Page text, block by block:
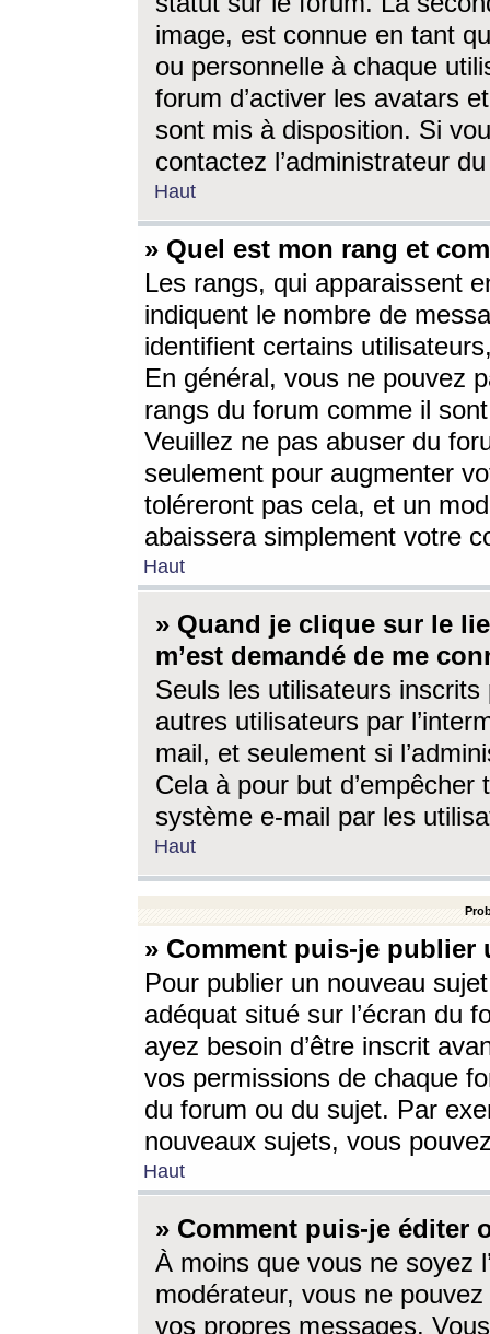
image, est connue en tant
ou personnelle à chaque
forum d’activer les avatars
sont mis à disposition. Si
contactez l’administrateur
Haut
» Quel est mon rang et
Les rangs, qui apparaissent
indiquent le nombre de
identifient certains
En général, vous ne pouvez
rangs du forum comme il
Veuillez ne pas abuser du
seulement pour augmenter
toléreront pas cela, et un
abaissera simplement votre
Haut
» Quand je clique sur le
m’est demandé de me
Seuls les utilisateurs
autres utilisateurs par
mail, et seulement si
Cela à pour but
système e-mail par les
Haut
» Comment puis-je
Pour publier un nouveau
adéquat situé sur l’écran du
ayez besoin d’être inscrit
vos permissions de chaque
du forum ou du sujet. Par
nouveaux sujets, vous
Haut
» Comment puis-je éditer
À moins que vous ne soyez
modérateur, vous ne
vos propres messages.